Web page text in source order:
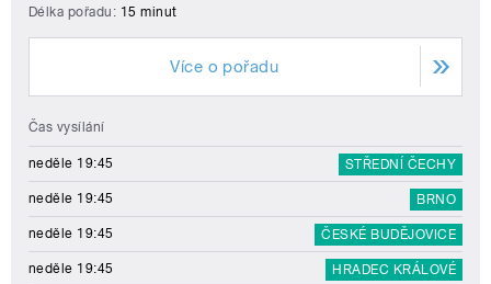
Délka pořadu: 15 minut
Více o pořadu
Čas vysílání
neděle 19:45 STŘEDNÍ ČECHY
neděle 19:45 BRNO
neděle 19:45 ČESKÉ BUDĚJOVICE
neděle 19:45 HRADEC KRÁLOVÉ